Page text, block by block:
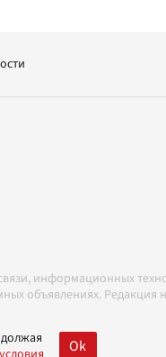
информационных
объявлениях.
Ok